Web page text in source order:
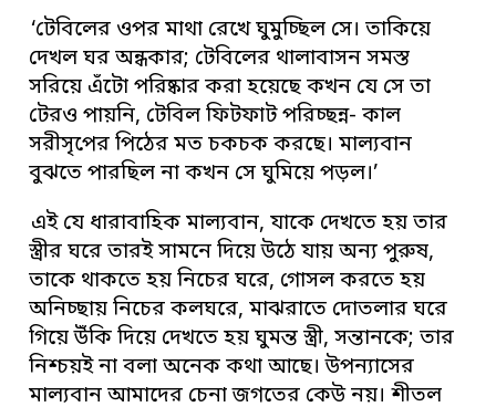
‘টেবিলের ওপর মাথা রেখে ঘুমুচ্ছিল সে। তাকিয়ে
দেখল ঘর অন্ধকার; টেবিলের থালাবাসন সমস্ত
সরিয়ে এঁটো পরিষ্কার করা হয়েছে কখন যে সে তা
টেরও পায়নি, টেবিল ফিটফাট পরিচ্ছন্ন- কাল
সরীসৃপের পিঠের মত চকচক করছে। মাল্যবান
বুঝতে পারছিল না কখন সে ঘুমিয়ে পড়ল।’
এই যে ধারাবাহিক মাল্যবান, যাকে দেখতে হয় তার
স্ত্রীর ঘরে তারই সামনে দিয়ে উঠে যায় অন্য পুরুষ,
তাকে থাকতে হয় নিচের ঘরে, গোসল করতে হয়
অনিচ্ছায় নিচের কলঘরে, মাঝরাতে দোতলার ঘরে
গিয়ে উঁকি দিয়ে দেখতে হয় ঘুমন্ত স্ত্রী, সন্তানকে; তার
নিশ্চয়ই না বলা অনেক কথা আছে। উপন্যাসের
মাল্যবান আমাদের চেনা জগতের কেউ নয়। শীতল